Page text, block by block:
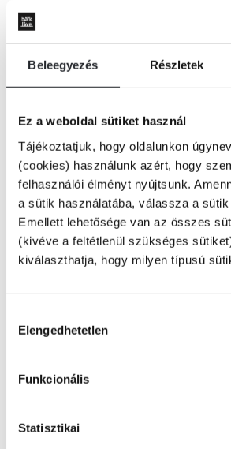
Beleegyezés Részletek
Ez a weboldal sütiket használ
Tájékoztatjuk, hogy oldalunkon
(cookies) használunk azért, hogy
felhasználói élményt nyújtsunk.
a sütik használatába, válassza a sütik
Emellett lehetősége van az összes
(kivéve a feltétlenül szükséges
kiválaszthatja, hogy milyen típusú
kiválasztása
Elengedhetetlen
Funkcionális
Statisztikai
KOSÁRBA
A manga és az anime meghódította a nyugatot!
titkait? Ebben a kiadványban bemutatjuk a
legjelentősebb alkotóit, a kihagyhatatlan régi
meg, hogyan rajzolhatsz saját karaktereket, és
kultúrában gyökerező műfaji sajátosságokkal!
Tovább
KÖNYV ADATAI
VIDEÓK